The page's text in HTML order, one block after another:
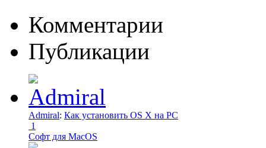
Комментарии
Публикации
Admiral: Как установить OS X на PC
1
Софт для MacOS